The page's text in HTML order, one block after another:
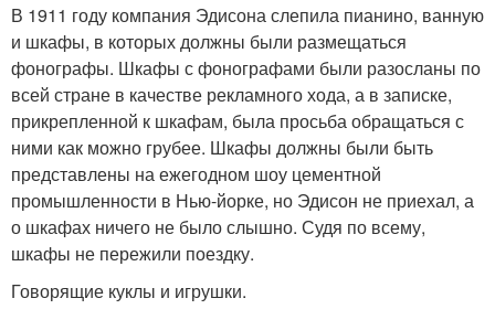
В 1911 году компания Эдисона слепила пианино, ванную
и шкафы, в которых должны были размещаться
фонографы. Шкафы с фонографами были разосланы по
всей стране в качестве рекламного хода, а в записке,
прикрепленной к шкафам, была просьба обращаться с
ними как можно грубее. Шкафы должны были быть
представлены на ежегодном шоу цементной
промышленности в Нью-йорке, но Эдисон не приехал, а
о шкафах ничего не было слышно. Судя по всему,
шкафы не пережили поездку.
Говорящие куклы и игрушки.